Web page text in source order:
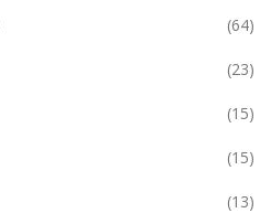
(64)
(23)
(15)
(15)
(13)